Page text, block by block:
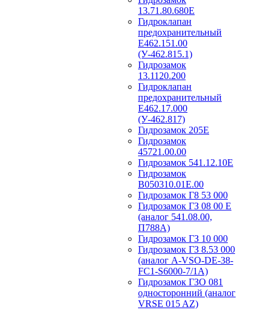
13.71.80.680Е
Гидроклапан
предохранительный
Е462.151.00
(У-462.815.1)
Гидрозамок
13.1120.200
Гидроклапан
предохранительный
Е462.17.000
(У-462.817)
Гидрозамок 205Е
Гидрозамок
45721.00.00
Гидрозамок 541.12.10Е
Гидрозамок
В050310.01Е.00
Гидрозамок Г8 53 000
Гидрозамок ГЗ 08 00 Е
(аналог 541.08.00,
П788А)
Гидрозамок ГЗ 10 000
Гидрозамок ГЗ 8.53 000
(аналог A-VSO-DE-38-
FC1-S6000-7/1A)
Гидрозамок ГЗО 081
односторонний (аналог
VRSE 015 AZ)